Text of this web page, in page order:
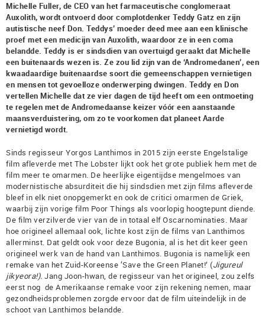
Michelle Fuller, de CEO van het farmaceutische conglomeraat
Auxolith, wordt ontvoerd door complotdenker Teddy Gatz en zijn
autistische neef Don. Teddys’ moeder deed mee aan een klinische
proef met een medicijn van Auxolith, waardoor ze in een coma
belandde. Teddy is er sindsdien van overtuigd geraakt dat Michelle
een buitenaards wezen is. Ze zou lid zijn van de ‘Andromedanen’, een
kwaadaardige buitenaardse soort die gemeenschappen vernietigen
en mensen tot gevoelloze onderwerping dwingen. Teddy en Don
vertellen Michelle dat ze vier dagen de tijd heeft om een ontmoeting
te regelen met de Andromedaanse keizer vóór een aanstaande
maansverduistering, om zo te voorkomen dat planeet Aarde
vernietigd wordt.
Sinds regisseur Yorgos Lanthimos in 2015 zijn eerste Engelstalige
film afleverde met The Lobster lijkt ook het grote publiek hem met de
film meer te omarmen. De heerlijke eigentijdse mengelmoes van
modernistische absurditeit die hij sindsdien met zijn films afleverde
bleef in elk niet onopgemerkt en ook de critici omarmen de Griek,
waarbij zijn vorige film Poor Things als voorlopig hoogtepunt diende.
De film verzilverde vier van de in totaal elf Oscarnominaties. Maar
hoe origineel allemaal ook, lichte kost zijn de films van Lanthimos
allerminst. Dat geldt ook voor deze Bugonia, al is het dit keer geen
origineel werk van de hand van Lanthimos. Bugonia is namelijk een
remake van het Zuid-Koreense ‘Save the Green Planet!’ (Jigureul
jikyeora!). Jang Joon-hwan, de regisseur van het origineel, zou zelfs
eerst nog de Amerikaanse remake voor zijn rekening nemen, maar
gezondheidsproblemen zorgde ervoor dat de film uiteindelijk in de
schoot van Lanthimos belandde.